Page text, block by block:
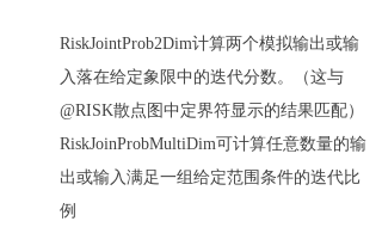
RiskJointProb2Dim计算两个模拟输出或输
入落在给定象限中的迭代分数。（这与
@RISK散点图中定界符显示的结果匹配）
RiskJoinProbMultiDim可计算任意数量的输
出或输入满足一组给定范围条件的迭代比
例